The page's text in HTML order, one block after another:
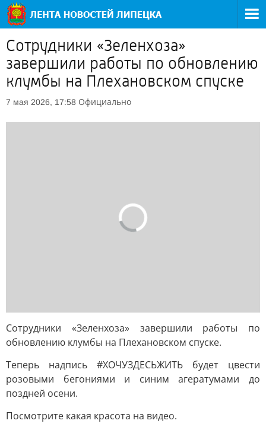
Сотрудники «Зеленхоза»
завершили работы по обновлению
клумбы на Плехановском спуске
7 мая 2026, 17:58 Официально
Сотрудники «Зеленхоза» завершили работы по
обновлению клумбы на Плехановском спуске.
Теперь надпись #ХОЧУЗДЕСЬЖИТЬ будет цвести
розовыми бегониями и синим агератумами до
поздней осени.
Посмотрите какая красота на видео.